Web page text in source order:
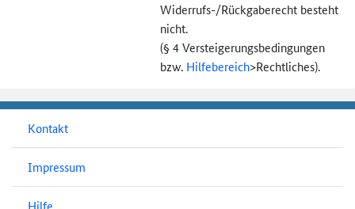
Widerrufs-/Rückgaberecht besteht
nicht.
(§ 4 Versteigerungs­bedingungen
bzw. Hilfebereich>Rechtliches).
Kontakt
Impressum